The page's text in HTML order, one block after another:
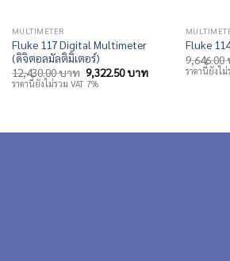
MULTIMETER
Fluke 117 Digital Multimeter
(ดิจิตอลมัลติมิเตอร์)
12,430.00บาท Original
price
was:
9,322.50บาทCurrent
price
ราคานี้ยังไม่รวม VAT 7%
Fluke
9,646.00
ราคานี้ยังไม่